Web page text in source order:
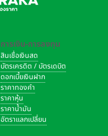
การเงิน-การลงทุน
สินเชื่อเงินสด
บัตรเครดิต / บัตรเดบิต
ดอกเบี้ยเงินฝาก
ราคาทองคำ
ราคาหุ้น
ราคาน้ำมัน
อัตราแลกเปลี่ยน